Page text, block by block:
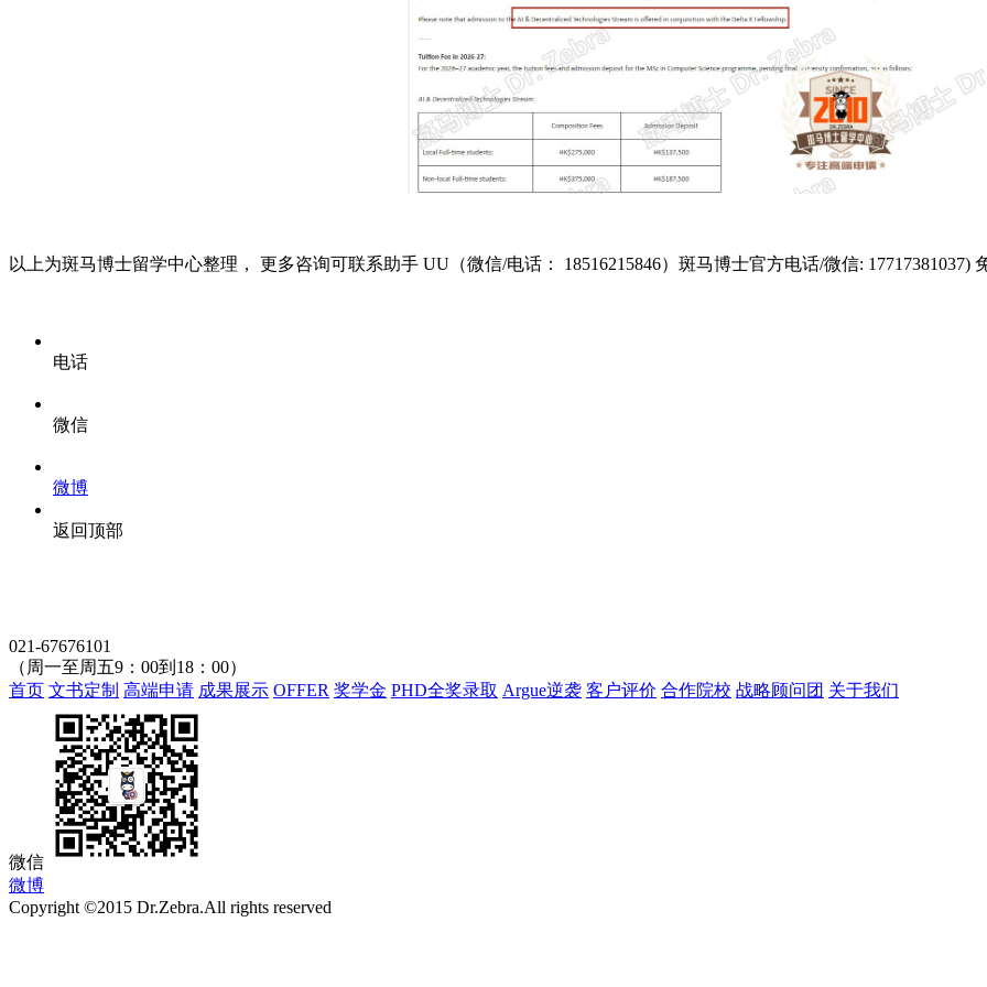
以上为斑马博士留学中心整理， 更多咨询可联系助手 UU（微信/电话： 18516215846）斑马博士官方电话/微信: 17717381037)
电话
微信
微博
返回顶部
021-67676101
（周一至周五9：00到18：00）
首页 文书定制 高端申请 成果展示 OFFER 奖学金 PHD全奖录取 Argue逆袭 客户评价 合作院校 战略顾问团 关于我们
微信
微博
Copyright ©2015 Dr.Zebra.All rights reserved